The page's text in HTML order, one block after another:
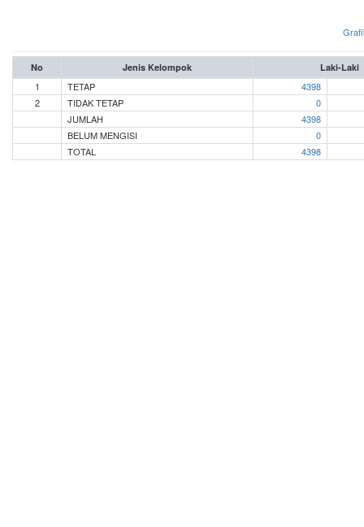
No Jenis Kelompok Laki-Laki
1 TETAP
4398
2
TIDAK TETAP
0
JUMLAH
4398
BELUM MENGISI
0
TOTAL
4398